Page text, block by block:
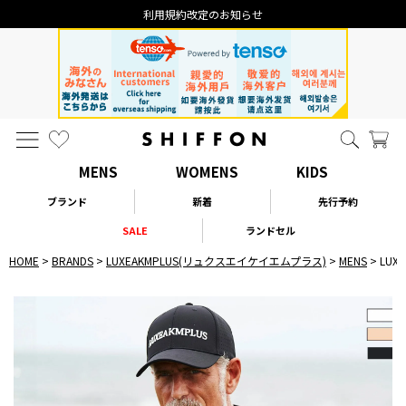
利用規約改定のお知らせ
MENS WOMENS KIDS
ブランド 新着
先行予約
SALE
ランドセル
HOME BRANDS LUXEAKMPLUS(リュクスエイケイエムプラス) MENS